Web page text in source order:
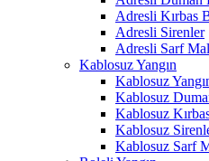
Adresli Kırbas
Adresli Sirenler
Adresli Sarf
Kablosuz Yangın
Kablosuz
Kablosuz
Kablosuz
Kablosuz
Kablosuz Sarf